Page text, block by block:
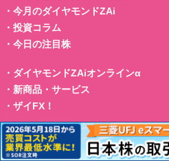
・ 今月のダイヤモンドZAi
・ 投資コラム
・ 今日の注目株
・ ダイヤモンドZAiオンラインα
・ 新商品・サービス
・ ザイFX！